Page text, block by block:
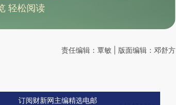
轻松阅读
责任编辑：覃敏 | 版面编辑：邓舒方
订阅财新网主编精选电邮